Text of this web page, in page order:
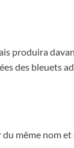
produira
des bleuets
même nom et